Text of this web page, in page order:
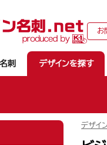
お
刺 デザインを探す
デザイ